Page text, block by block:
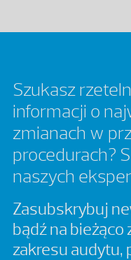
Szukasz
informacji o
zmianach w
procedurach?
naszych
Zasubskrybuj
bądź na bieżąco
zakresu audytu,